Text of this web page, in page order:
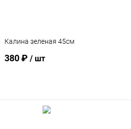
Калина зеленая 45см
380 ₽ / шт
В корзину